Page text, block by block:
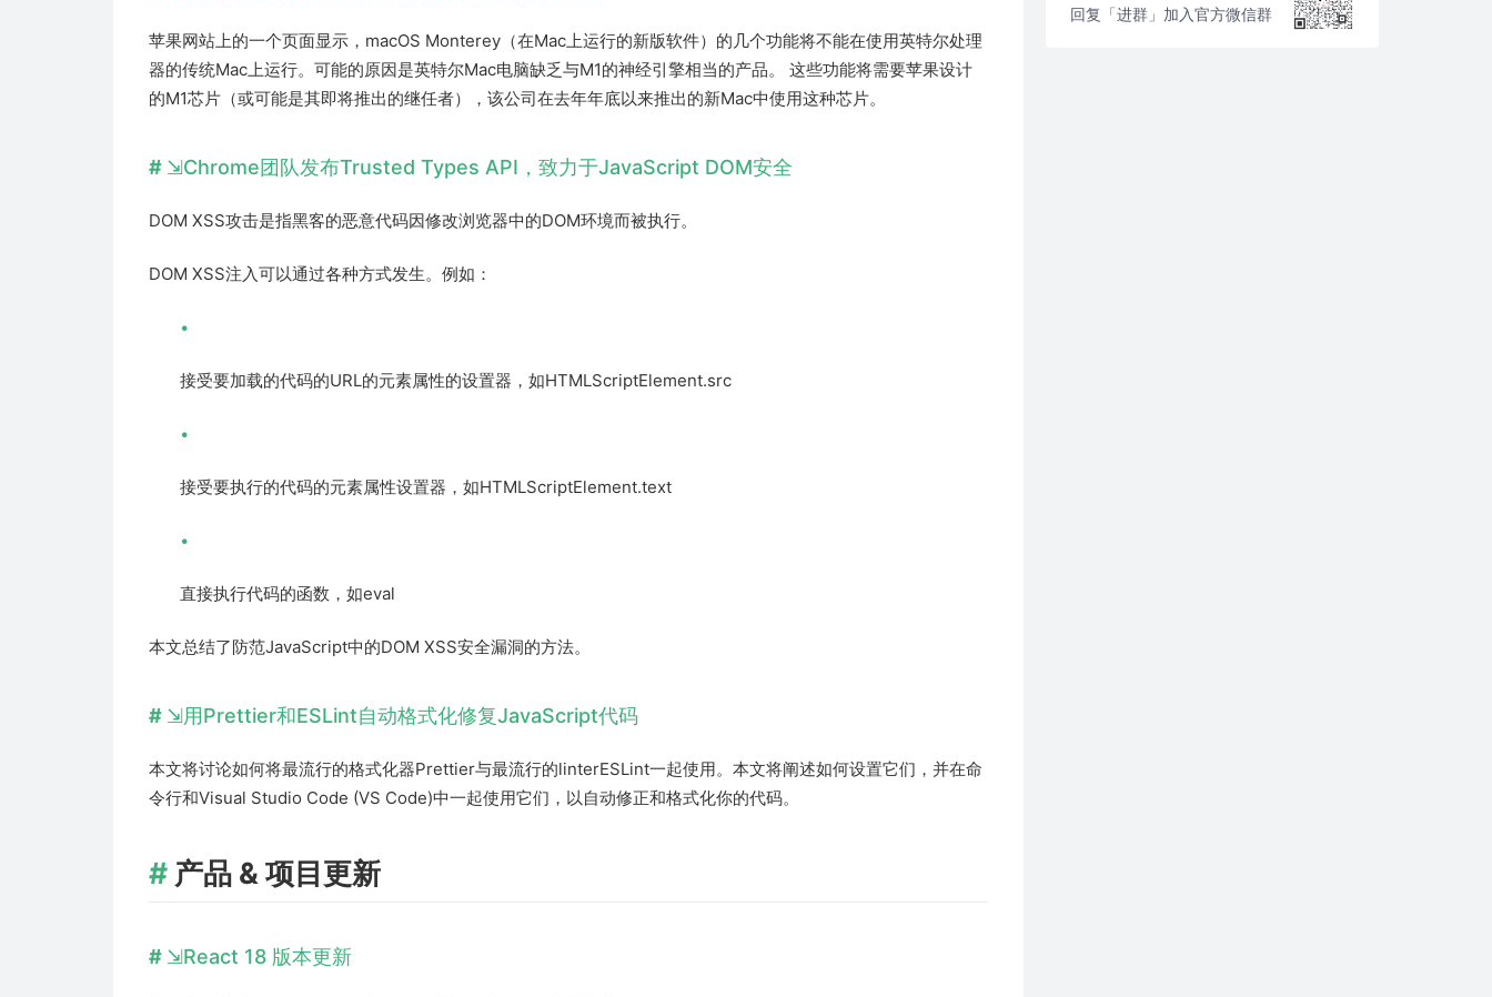
苹果网站上的一个页面显示，macOS Monterey（在Mac上运行的新版软件）的几个功能将不能在使用英特尔处理
器的传统Mac上运行。可能的原因是英特尔Mac电脑缺乏与M1的神经引擎相当的产品。 这些功能将需要苹果设计
的M1芯片（或可能是其即将推出的继任者），该公司在去年年底以来推出的新Mac中使用这种芯片。
Chrome团队发布Trusted Types API，致力于JavaScript DOM安全
DOM XSS攻击是指黑客的恶意代码因修改浏览器中的DOM环境而被执行。
DOM XSS注入可以通过各种方式发生。例如：
接受要加载的代码的URL的元素属性的设置器，如HTMLScriptElement.src
接受要执行的代码的元素属性设置器，如HTMLScriptElement.text
直接执行代码的函数，如eval
本文总结了防范JavaScript中的DOM XSS安全漏洞的方法。
用Prettier和ESLint自动格式化修复JavaScript代码
本文将讨论如何将最流行的格式化器Prettier与最流行的linterESLint一起使用。本文将阐述如何设置它们，并在命
令行和Visual Studio Code (VS Code)中一起使用它们，以自动修正和格式化你的代码。
产品 & 项目更新
React 18 版本更新
回复「进群」加入官方微信群